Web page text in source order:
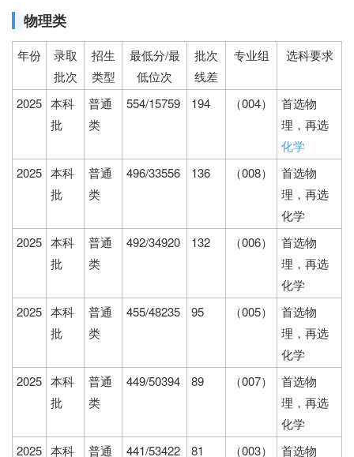
物理类
年份
录取
批次
招生
类型
最低分/最
低位次
批次
线差
专业组 选科要求
2025 本科
批
普通
类
554/15759 194 （004）
首选物
理，再选
化学
2025 本科
批
普通
类
496/33556 136 （008）
首选物
理，再选
化学
2025 本科
批
普通
类
492/34920 132 （006）
首选物
理，再选
化学
2025 本科
批
普通
类
455/48235 95 （005）
首选物
理，再选
化学
2025 本科
批
普通
类
449/50394 89 （007）
首选物
理，再选
化学
2025 本科 普通 441/53422 81 （003） 首选物